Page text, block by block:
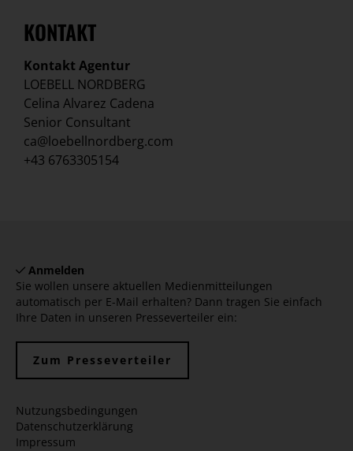
KONTAKT
Kontakt Agentur
LOEBELL NORDBERG
Celina Alvarez Cadena
Senior Consultant
ca@loebellnordberg.com
+43 6763305154
Anmelden
Sie wollen unsere aktuellen Medienmitteilungen
automatisch per E-Mail erhalten? Dann tragen Sie einfach
Ihre Daten in unseren Presseverteiler ein:
Zum Presseverteiler
Nutzungsbedingungen
Datenschutzerklärung
Impressum